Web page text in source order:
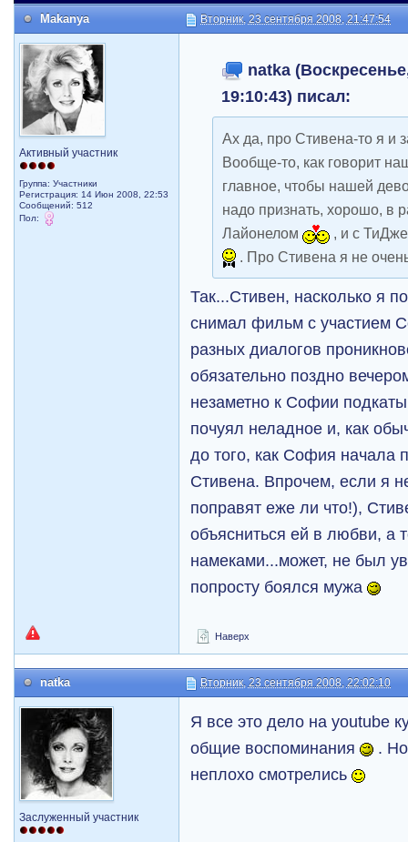
Makanya Вторник, 23 сентября 2008, 21:47:54
Активный участник
Группа: Участники
Регистрация: 14 Июн 2008, 22:53
Сообщений: 512
Пол:
natka
19:10:43) писал:
Ах да, про Стивена-то я и
Вообще-то, как говорит
главное, чтобы нашей
надо признать, хорошо, в
Лайонелом
, и с
. Про Стивена я не
Так...Стивен, насколько я
снимал фильм с участием
разных диалогов
обязательно поздно
незаметно к Софии
почуял неладное и, как
до того, как София начала
Стивена. Впрочем, если я
поправят еже ли что!),
объясниться ей в любви, а
намеками...может, не был
попросту боялся мужа
Наверх
natka Вторник, 23 сентября 2008, 22:02:10
Заслуженный участник
Я все это дело на youtube
общие воспоминания
.
неплохо смотрелись